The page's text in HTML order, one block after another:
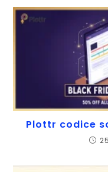
Plottr codice